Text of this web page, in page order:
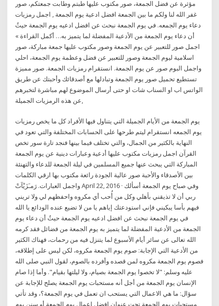
مؤثرة عن فضل الجمعة، صور مكتوب عليها طبتم وطابت جمعتكم، صور
غفر الله لنا ولكم ما بين الجمعة افضل ادعية يوم الجمعة , اجمل رمزيات
دعاء يوم الجمعه. في يوم الجمعة نبحث عن افضل ادعيه يوم الجمعة حيثُ
أن دعاء يوم الجمعة من الأدعية المفضلة لما يتميز به… أكمل القراءة »
اجمل صور للتعبير عن يوم الجمعة وصور مكتوب عليها جمعة مباركة، صور
اسلامية ليوم الجمعة وصور للتعبير عن فضل وعظمة يوم الجمعة، احلي
واجمل البوم صور عن يوم الجمعة. انستقرام رمزيات الجمعة. صور مميزة
تستطيع تحميل صور يوم الجمعة وتبادلها مع أصدقائك وأحبتك عن طريق
الواتس اب او السناب شات او حتى أرسال الموضوع لهم مباشرة لتخبرهم
عن هذه الرمزيات الجميلة,
يوم الجمعة من الأيام الجميلة التي يتناول فيها الأفراد كل ما يخص رمزيات
يوم الجمعه انستقرام ليتم طرحها على الحسابات المختلفة والتي تعود في
النهاية بالكثير من الجمال، والتي تختلف فيما بينها فنجد تارة سور تخص
القرآن اجمل رمزيات مكتوب عليها أدعية وعبارات دينية عن يوم الجمعة
المباركة التي يبحث عنها جميع المسلمين في ليلة الجمعة للدعاء والتهنئة
بين الأصدقاء والأحبة صور عالية الجودة رائعة مكتوب بها ارقي الكلمات
واجمل العبارات. رَمـَزَيْآتْ April 22, 2016 · وفي صباح يوم الجمعة أسألك
ربي أن لا تذيقني بأهلي وكل من أُحب أي مكروه واحفظهم لي ولا تريني
فيهم بأسا يبكيني فإني استودعتك إياهم يا من لا تضيع عنده الودائع يا الله
في يوم الجمعة نبحث عن افضل ادعيه يوم الجمعة حيثُ أن دعاء يوم
الجمعة من الأدعية المفضلة لما يتميز به يوم الجمعة من فضائل فقد كرمه
الله تعالى عن سائر أيام الأسبوع لما يتنزل فيه من رحمات، فهناك الكثير
من الأدعية التي الإجابة: صوم يوم الجمعة مكروه، لكن ليس على إطلاقه،
فصوم يوم الجمعة مكروه لمن قصده وأفرده بالصوم، لقول النبي صلى الله
عليه وسلم: "لا تخصوا يوم الجمعة بصيام، ولا ليلتها بقيام". وأما إذا صام
الإنسان يوم الجمعة من أجل أنه مستحبات يوم الجمعة يصلح للإجابة عن
سؤال: ما هي الاعمال التي يستحب ان تعمل في يوم الجمعة؟، وقد تأتي
مستحبات يوم الجمعة تحت عنوان افضل اعمال يوم الجمعة أو سنن يوم